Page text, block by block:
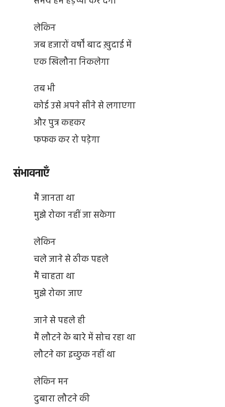
लेकिन
जब हजारों वर्षों बाद ख़ुदाई में
एक खिलौना निकलेगा
तब भी
कोई उसे अपने सीने से लगाएगा
और पुत्र कहकर
फफक कर रो पड़ेगा
संभावनाएँ
मैं जानता था
मुझे रोका नहीं जा सकेगा
लेकिन
चले जाने से ठीक पहले
मैं चाहता था
मुझे रोका जाए
जाने से पहले ही
मैं लौटने के बारे में सोच रहा था
लौटने का इच्छुक नहीं था
लेकिन मन
दुबारा लौटने की